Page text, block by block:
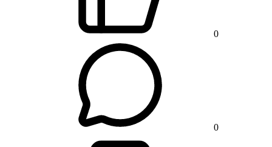
0
0